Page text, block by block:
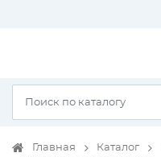
Главная Каталог